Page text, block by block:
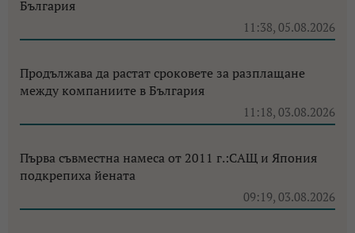
България
11:38, 05.08.2026
Продължава да растат сроковете за разплащане
между компаниите в България
11:18, 03.08.2026
Първа съвместна намеса от 2011 г.:САЩ и Япония
подкрепиха йената
09:19, 03.08.2026